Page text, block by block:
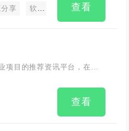
享 软件测评 查看
目的推荐资讯平台，在这
变现。
查看